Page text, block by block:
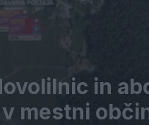
in
mestni